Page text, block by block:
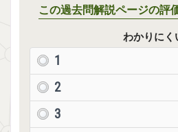
この過去問解説ページの評
わかりにく
1
2
3